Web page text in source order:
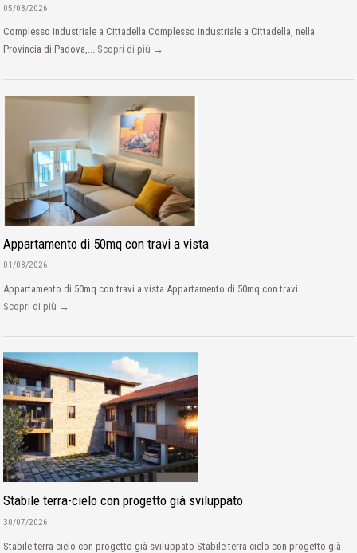
05/08/2026
Complesso industriale a Cittadella Complesso industriale a Cittadella, nella
Provincia di Padova,... Scopri di più →
Appartamento di 50mq con travi a vista
01/08/2026
Appartamento di 50mq con travi a vista Appartamento di 50mq con travi...
Scopri di più →
Stabile terra-cielo con progetto già sviluppato
30/07/2026
Stabile terra-cielo con progetto già sviluppato Stabile terra-cielo con progetto già